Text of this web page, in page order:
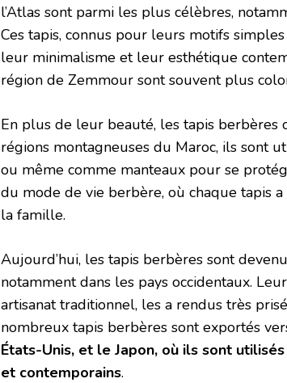
l’Atlas sont parmi les plus célèbres,
Ces tapis, connus pour leurs motifs
leur minimalisme et leur esthétique
région de Zemmour sont souvent plus
En plus de leur beauté, les tapis berbères
régions montagneuses du Maroc, ils sont
ou même comme manteaux pour se
du mode de vie berbère, où chaque tapis
la famille.
Aujourd’hui, les tapis berbères sont
notamment dans les pays occidentaux.
artisanat traditionnel, les a rendus très
nombreux tapis berbères sont exportés
États-Unis, et le Japon, où ils sont
et contemporains.